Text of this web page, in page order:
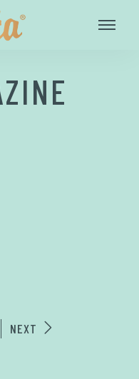
NEXT